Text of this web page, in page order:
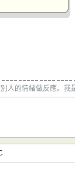
人的情緒做反應。我